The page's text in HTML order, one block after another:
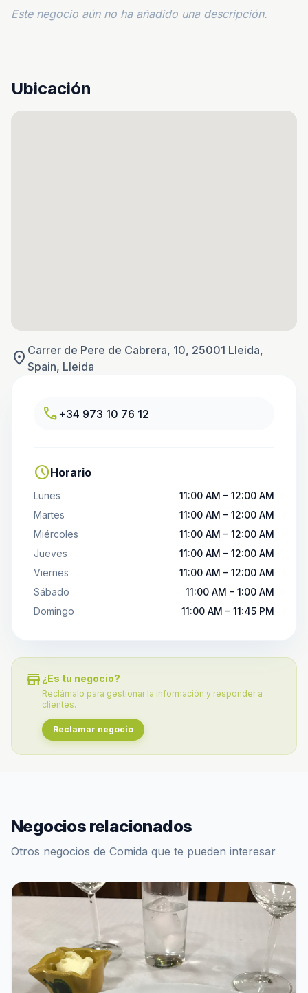
Este negocio aún no ha añadido una descripción.
Ubicación
location_on Carrer de Pere de Cabrera, 10, 25001 Lleida,
Spain, Lleida
call +34 973 10 76 12
scheduleHorario
Lunes
11:00 AM – 12:00 AM
Martes
11:00 AM – 12:00 AM
Miércoles
11:00 AM – 12:00 AM
Jueves
11:00 AM – 12:00 AM
Viernes
11:00 AM – 12:00 AM
Sábado
11:00 AM – 1:00 AM
Domingo
11:00 AM – 11:45 PM
store ¿Es tu negocio?
Reclámalo para gestionar la información y responder a
clientes.
Reclamar negocio
Negocios relacionados
Otros negocios de Comida que te pueden interesar